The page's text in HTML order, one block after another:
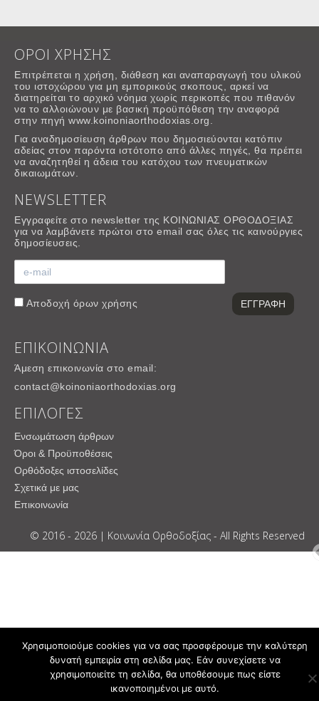
ΟΡΟΙ ΧΡΗΣΗΣ
Επιτρέπεται η χρήση, διάθεση και αναπαραγωγή του υλικού
του ιστοχώρου για μη εμπορικούς σκοπους, αρκεί να
διατηρείται το αρχικό νόημα χωρίς περικοπές που πιθανόν
να το αλλοιώνουν με βασική προϋπόθεση την αναφορά
στην πηγή www.koinoniaorthodoxias.org.
Για αναδημοσίευση άρθρων που δημοσιεύονται κατόπιν
αδείας στον παρόντα ιστότοπο από άλλες πηγές, θα πρέπει
να αναζητηθεί η άδεια του κατόχου των πνευματικών
δικαιωμάτων.
NEWSLETTER
Εγγραφείτε στο newsletter της ΚΟΙΝΩΝΙΑΣ ΟΡΘΟΔΟΞΙΑΣ
για να λαμβάνετε πρώτοι στο email σας όλες τις καινούργιες
δημοσίευσεις.
Αποδοχή όρων χρήσης
ΕΠΙΚΟΙΝΩΝΙΑ
Άμεση επικοινωνία στο email:
contact@koinoniaorthodoxias.org
ΕΠΙΛΟΓΕΣ
Ενσωμάτωση άρθρων
Όροι & Προϋποθέσεις
Ορθόδοξες ιστοσελίδες
Σχετικά με μας
Επικοινωνία
© 2016 - 2026 | Κοινωνία Ορθοδοξίας - All Rights Reserved
Χρησιμοποιούμε cookies για να σας προσφέρουμε την καλύτερη
δυνατή εμπειρία στη σελίδα μας. Εάν συνεχίσετε να
χρησιμοποιείτε τη σελίδα, θα υποθέσουμε πως είστε
ικανοποιημένοι με αυτό.